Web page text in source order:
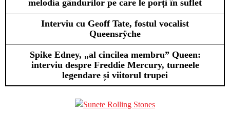
melodia gândurilor pe care le porți în suflet
Interviu cu Geoff Tate, fostul vocalist
Queensrÿche
Spike Edney, „al cincilea membru” Queen:
interviu despre Freddie Mercury, turneele
legendare și viitorul trupei